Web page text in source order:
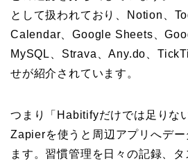
として扱われており、Notion、
Calendar、Google Sheets、
MySQL、Strava、Any.do、
せが紹介されています。
つまり「Habitifyだけでは足りな
Zapierを使うと周辺アプリへデー
ます。習慣管理を日々の記録、